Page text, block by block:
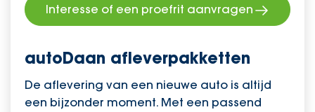
Interesse of een proefrit aanvragen
autoDaan afleverpakketten
De aflevering van een nieuwe auto is altijd
een bijzonder moment. Met een passend